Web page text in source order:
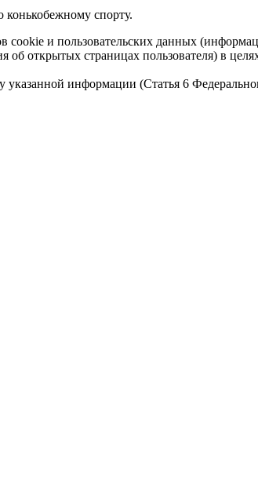
спорту.
cookie и пользовательских данных
об открытых страницах пользователя) в
указанной информации (Статья 6